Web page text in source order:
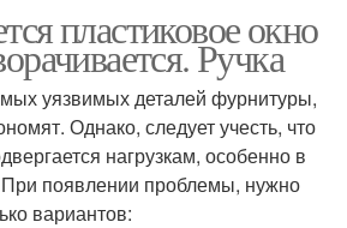
пластиковое окно
Ручка
уязвимых деталей фурнитуры,
Однако, следует учесть, что
нагрузкам, особенно в
появлении проблемы, нужно
вариантов: